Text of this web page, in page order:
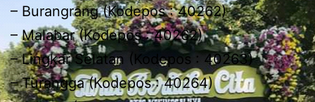
– Burangrang (Kodepos : 40262)
– Malabar (Kodepos : 40262)
– Lingkar Selatan (Kodepos : 40263)
– Turangga (Kodepos : 40264)